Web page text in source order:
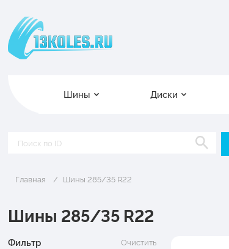
Шины Диски
Главная Шины 285/35 R22
Шины 285/35 R22
Фильтр Очистить